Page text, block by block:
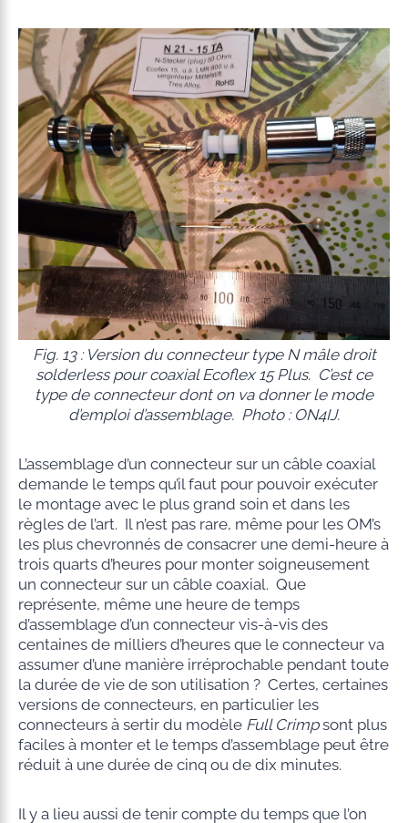
Fig. 13 : Version du connecteur type N mâle droit
solderlesspour coaxial Ecoflex 15 Plus. C’est ce
type de connecteur dont on va donner le mode
d’emploi d’assemblage. Photo : ON4IJ.
L’assemblage d’un connecteur sur un câble coaxial
demande le temps qu’il faut pour pouvoir exécuter
le montage avec le plus grand soin et dans les
règles de l’art. Il n’est pas rare, même pour les OM’s
les plus chevronnés de consacrer une demi-heure à
trois quarts d’heures pour monter soigneusement
un connecteur sur un câble coaxial. Que
représente, même une heure de temps
d’assemblage d’un connecteur vis-à-vis des
centaines de milliers d’heures que le connecteur va
assumer d’une manière irréprochable pendant toute
la durée de vie de son utilisation ? Certes, certaines
versions de connecteurs, en particulier les
connecteurs à sertir du modèle Full Crimpsont plus
faciles à monter et le temps d’assemblage peut être
réduit à une durée de cinq ou de dix minutes.
Il y a lieu aussi de tenir compte du temps que l’on